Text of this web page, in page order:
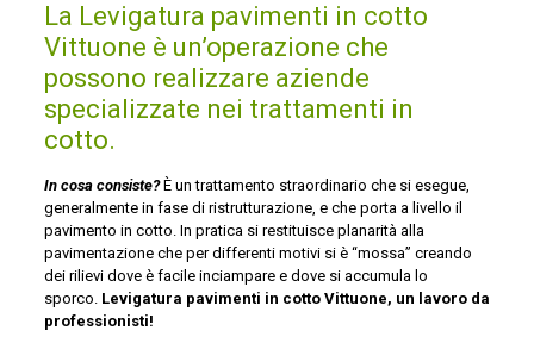
La Levigatura pavimenti in cotto
Vittuone è un’operazione che
possono realizzare aziende
specializzate nei trattamenti in
cotto.
In cosa consiste?È un trattamento straordinario che si esegue,
generalmente in fase di ristrutturazione, e che porta a livello il
pavimento in cotto. In pratica si restituisce planarità alla
pavimentazione che per differenti motivi si è “mossa” creando
dei rilievi dove è facile inciampare e dove si accumula lo
sporco. Levigatura pavimenti in cotto Vittuone, un lavoro da
professionisti!